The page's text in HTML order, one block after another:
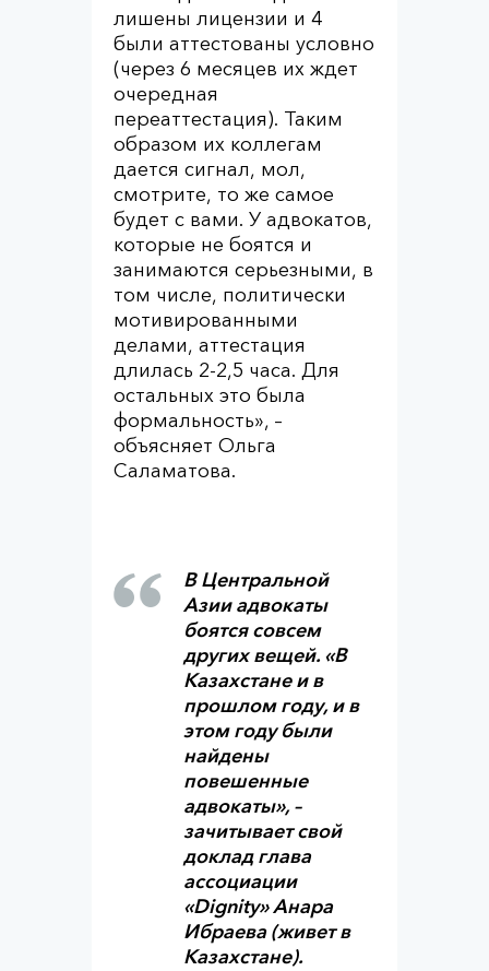
лишены лицензии и 4
были аттестованы условно
(через 6 месяцев их ждет
очередная
переаттестация). Таким
образом их коллегам
дается сигнал, мол,
смотрите, то же самое
будет с вами. У адвокатов,
которые не боятся и
занимаются серьезными, в
том числе, политически
мотивированными
делами, аттестация
длилась 2-2,5 часа. Для
остальных это была
формальность», –
объясняет Ольга
Саламатова.
В Центральной
Азии адвокаты
боятся совсем
других вещей. «В
Казахстане и в
прошлом году, и в
этом году были
найдены
повешенные
адвокаты», –
зачитывает свой
доклад глава
ассоциации
«Dignity» Анара
Ибраева (живет в
Казахстане).